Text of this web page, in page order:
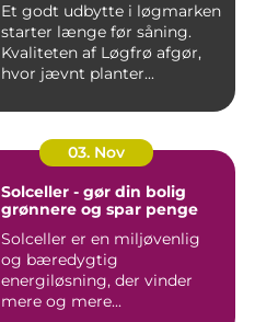
Et godt udbytte i løgmarken
starter længe før såning.
Kvaliteten af Løgfrø afgør,
hvor jævnt planter...
03. Nov
Solceller - gør din bolig
grønnere og spar penge
Solceller er en miljøvenlig
og bæredygtig
energiløsning, der vinder
mere og mere...